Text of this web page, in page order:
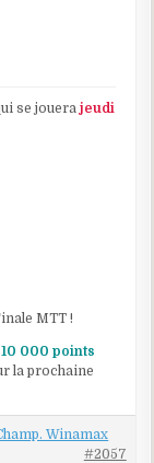
se jouerajeudi
MTT !
000 points
la prochaine
Winamax
#2057